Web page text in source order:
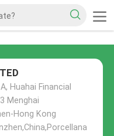
Huahai Financial
Menghai
Hong Kong